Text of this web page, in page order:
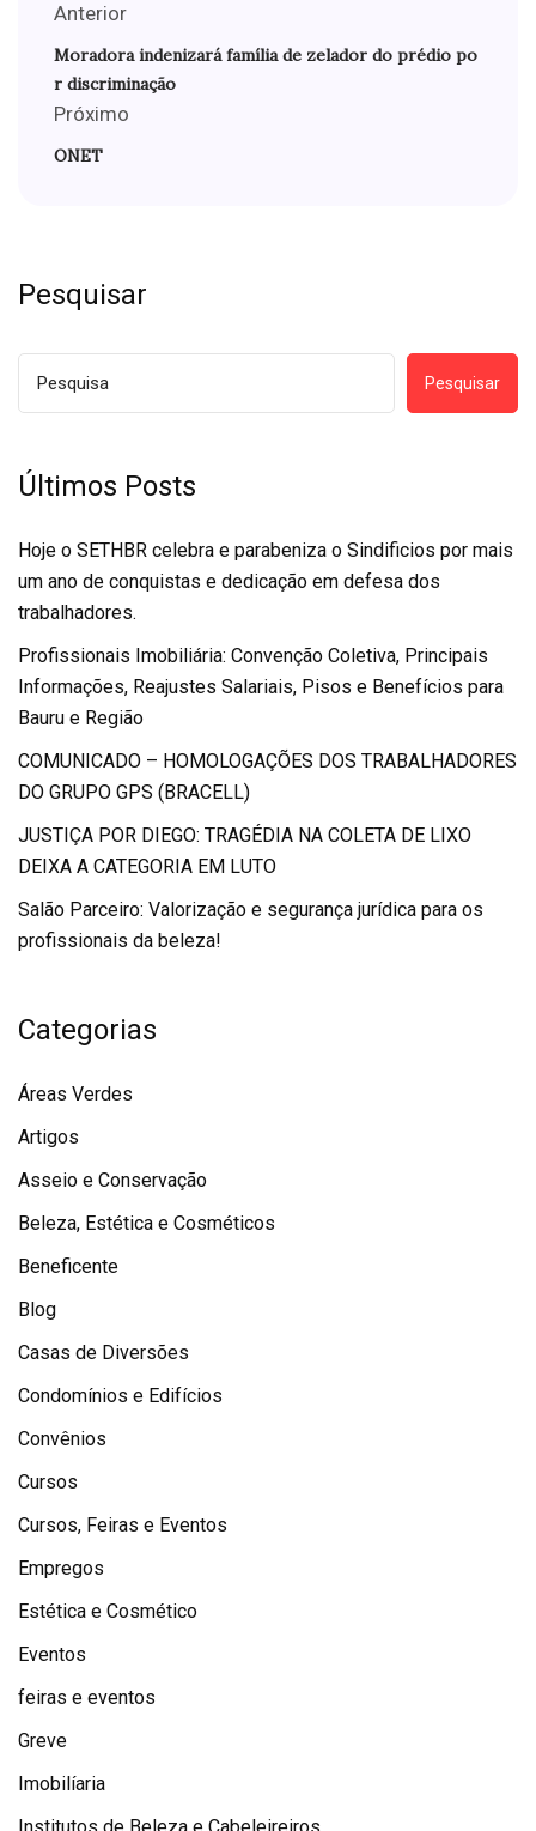
Anterior
Moradora indenizará família de zelador do prédio po
r discriminação
Próximo
ONET
Pesquisar
Pesquisar
Últimos Posts
Hoje o SETHBR celebra e parabeniza o Sindificios por mais
um ano de conquistas e dedicação em defesa dos
trabalhadores.
Profissionais Imobiliária: Convenção Coletiva, Principais
Informações, Reajustes Salariais, Pisos e Benefícios para
Bauru e Região
COMUNICADO – HOMOLOGAÇÕES DOS TRABALHADORES
DO GRUPO GPS (BRACELL)
JUSTIÇA POR DIEGO: TRAGÉDIA NA COLETA DE LIXO
DEIXA A CATEGORIA EM LUTO
Salão Parceiro: Valorização e segurança jurídica para os
profissionais da beleza!
Categorias
Áreas Verdes
Artigos
Asseio e Conservação
Beleza, Estética e Cosméticos
Beneficente
Blog
Casas de Diversões
Condomínios e Edifícios
Convênios
Cursos
Cursos, Feiras e Eventos
Empregos
Estética e Cosmético
Eventos
feiras e eventos
Greve
Imobilíaria